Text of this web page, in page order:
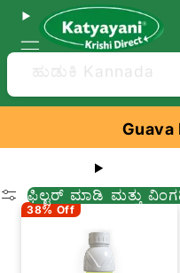
ಹುಡುಕಿ Kannada
Guava
ಫಿಲ್ಟರ್ ಮಾಡಿ ಮತ್ತು
38% Off